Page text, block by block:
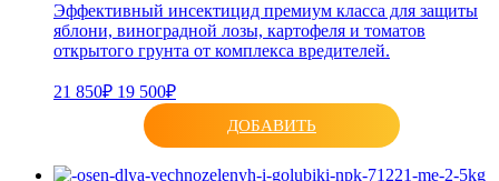
Эффективный инсектицид премиум класса для защиты
яблони, виноградной лозы, картофеля и томатов
открытого грунта от комплекса вредителей.
21 850₽ 19 500₽
ДОБАВИТЬ